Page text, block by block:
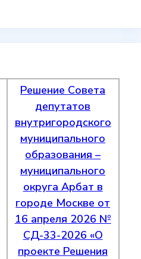
Решение Совета
депутатов
внутригородского
муниципального
образования –
муниципального
округа Арбат в
городе Москве от
16 апреля 2026 №
СД-33-2026 «О
проекте Решения